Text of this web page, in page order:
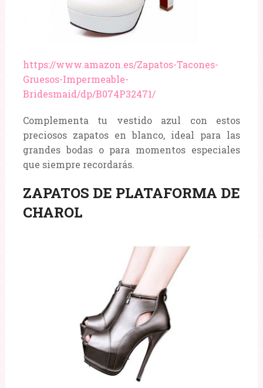
https://www.amazon.es/Zapatos-Tacones-
Gruesos-Impermeable-
Bridesmaid/dp/B074P32471/
Complementa tu vestido azul con estos
preciosos zapatos en blanco, ideal para las
grandes bodas o para momentos especiales
que siempre recordarás.
ZAPATOS DE PLATAFORMA DE
CHAROL